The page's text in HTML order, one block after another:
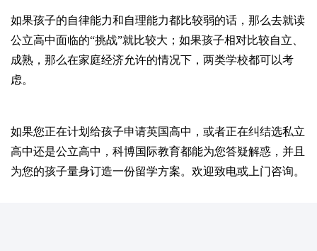
如果孩子的自律能力和自理能力都比较弱的话，那么去就读
公立高中面临的“挑战”就比较大；如果孩子相对比较自立、
成熟，那么在家庭经济允许的情况下，两类学校都可以考
虑。
如果您正在计划给孩子申请英国高中，或者正在纠结选私立
高中还是公立高中，科博国际教育都能为您答疑解惑，并且
为您的孩子量身订造一份留学方案。欢迎致电或上门咨询。